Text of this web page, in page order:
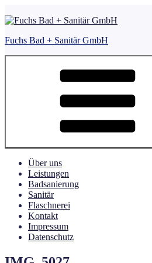
Inhalt
Fuchs Bad + Sanitär GmbH
Über uns
Leistungen
Badsanierung
Sanitär
Flaschnerei
Kontakt
Impressum
Datenschutz